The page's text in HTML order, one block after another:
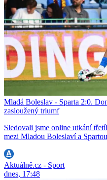
Mladá Boleslav - Sparta 2:0.
zasloužený triumf
Sledovali jsme online utkání
mezi Mladou Boleslaví a
Aktuálně.cz - Sport
dnes, 17:48